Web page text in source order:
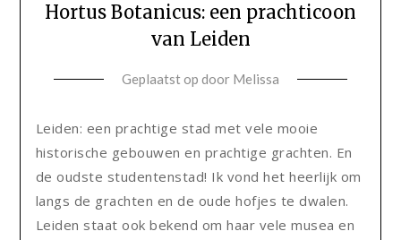
Hortus Botanicus: een prachticoon
van Leiden
Geplaatst op door Melissa
Leiden: een prachtige stad met vele mooie
historische gebouwen en prachtige grachten. En
de oudste studentenstad! Ik vond het heerlijk om
langs de grachten en de oude hofjes te dwalen.
Leiden staat ook bekend om haar vele musea en